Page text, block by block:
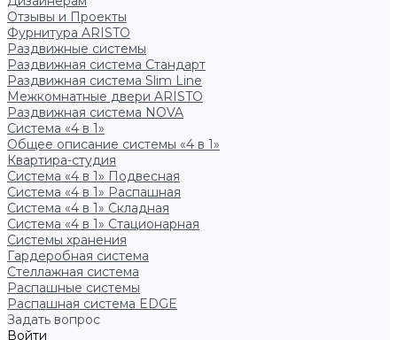
Отзывы и Проекты
Фурнитура ARISTO
Раздвижные системы
Раздвижная система Стандарт
Раздвижная система Slim Line
Межкомнатные двери ARISTO
Раздвижная система NOVA
Система «4 в 1»
Общее описание системы «4 в 1»
Квартира-студия
Система «4 в 1» Подвесная
Система «4 в 1» Распашная
Система «4 в 1» Складная
Система «4 в 1» Стационарная
Системы хранения
Гардеробная система
Стеллажная система
Распашные системы
Распашная система EDGE
Задать вопрос
Войти